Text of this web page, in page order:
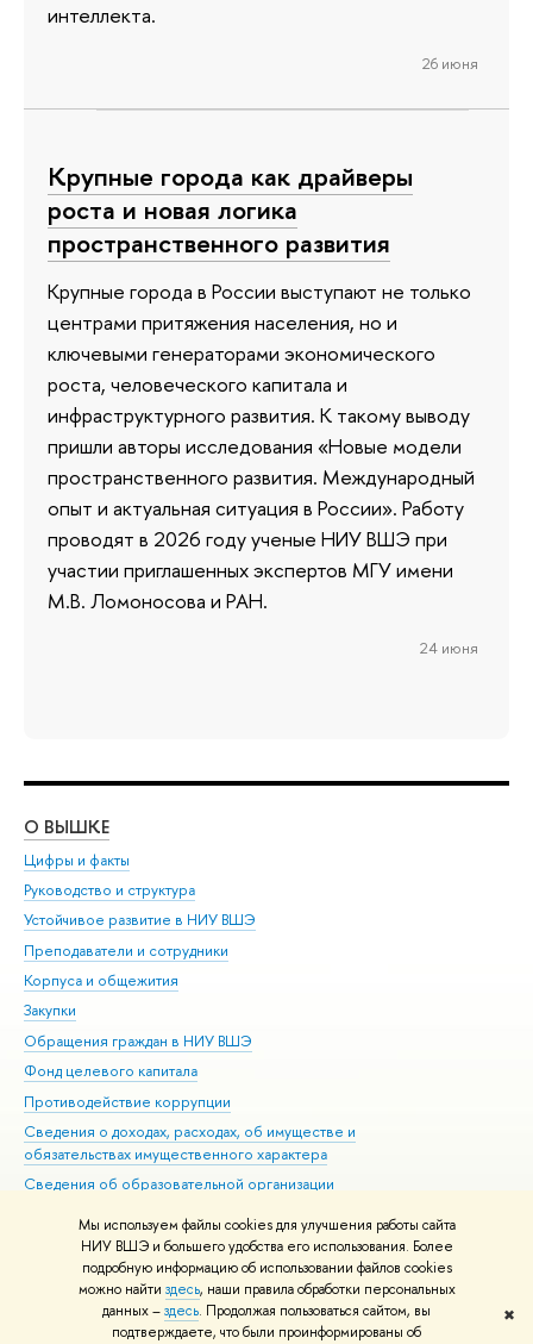
Мы используем файлы cookies для улучшения работы сайта
НИУ ВШЭ и большего удобства его использования. Более
подробную информацию об использовании файлов cookies
можно найти здесь, наши правила обработки персональных
данных –здесь. Продолжая пользоваться сайтом, вы
подтверждаете, что были проинформированы об
✖
интеллекта.
26 июня
Крупные города как драйверы
роста и новая логика
пространственного развития
Крупные города в России выступают не только
центрами притяжения населения, но и
ключевыми генераторами экономического
роста, человеческого капитала и
инфраструктурного развития. К такому выводу
пришли авторы исследования «Новые модели
пространственного развития. Международный
опыт и актуальная ситуация в России». Работу
проводят в 2026 году ученые НИУ ВШЭ при
участии приглашенных экспертов МГУ имени
М.В. Ломоносова и РАН.
24 июня
О ВЫШКЕ
Цифры и факты
Руководство и структура
Устойчивое развитие в НИУ ВШЭ
Преподаватели и сотрудники
Корпуса и общежития
Закупки
Обращения граждан в НИУ ВШЭ
Фонд целевого капитала
Противодействие коррупции
Сведения о доходах, расходах, об имуществе и
обязательствах имущественного характера
Сведения об образовательной организации
Людям с ограниченными возможностями здоровья
Единая платежная страница
Работа в Вышке